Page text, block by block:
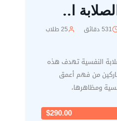
ا..
531 دقائق
25 طلاب
النفسية تهدف هذه
من فهم أعمق
ومظاهرها،
$290.00